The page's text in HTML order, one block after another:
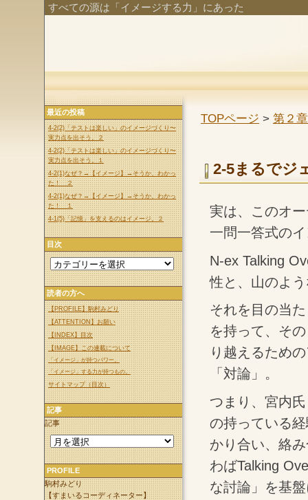
すべての源は「イメージする力」にあった
TOPページ > 第２
2-5まるでジ
実は、このオ
一問一答式の
N-ex Talking
性と、山のよ
それを目の当
を持って、そ
り越えるため
「対論」。
つまり、宮内
の持っている
かり合い、絡
わばTalking
な討論」を基
最近の投稿
4-2(2)「テストは楽しい」のイメージづくり〜
実力点を出そう。２
4-2(2)「テストは楽しい」のイメージづくり〜
実力点を出そう。１
4-2(1)なぜ？→【イメージ】→そうか、わかっ
た！ ２
4-2(1)なぜ？→【イメージ】→そうか、わかっ
た！ １
4-1(5)「記憶」を支えるのはイメージ。２
目次
読者の方へ
【PROFILE】駒村みどり
【ATTENTION】お願い
【INDEX】目次
【IMAGE】この連載について
「イメージ」が持つパワー。
「イメージ」する力が持つもの。
サイトマップ（目次）
記事
記事
PROFILE
駒村みどり
【すまいるコーディネーター】